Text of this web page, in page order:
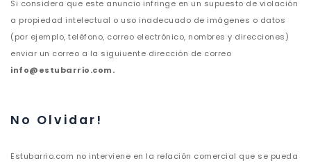
Si considera que este anuncio infringe en un supuesto de violación
a propiedad intelectual o uso inadecuado de imágenes o datos
(por ejemplo, teléfono, correo electrónico, nombres y direcciones)
enviar un correo a la siguiuente dirección de correo
info@estubarrio.com.
No Olvidar!
Estubarrio.com no interviene en la relación comercial que se pueda